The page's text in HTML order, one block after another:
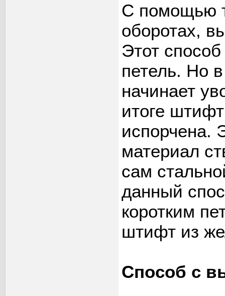
С помощью
оборотах,
Этот
петель. Но
начинает
итоге
испорчена.
материал
сам
данный
коротким
штифт из
Способ с